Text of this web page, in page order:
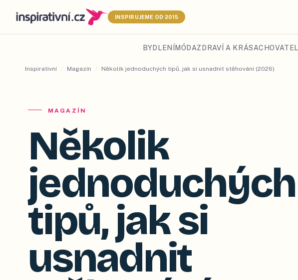
INSPIRUJEME OD 2015
BYDLENÍ MÓDAZDRAVÍ A KRÁSA
Inspirativní / Magazín / Několik jednoduchých tipů, jak si usnadnit stěhování (2026)
MAGAZÍN
Několik
jednoduchých
tipů, jak si
usnadnit